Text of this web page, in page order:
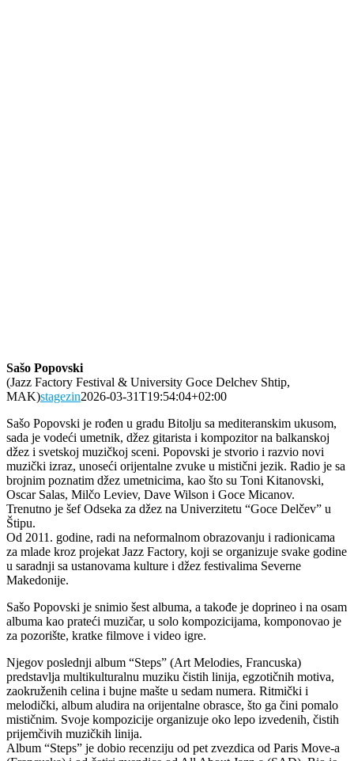
Sašo Popovski
(Jazz Factory Festival & University Goce Delchev Shtip,
MAK)stagezin2026-03-31T19:54:04+02:00
Sašo Popovski je rođen u gradu Bitolju sa mediteranskim ukusom,
sada je vodeći umetnik, džez gitarista i kompozitor na balkanskoj
džez i svetskoj muzičkoj sceni. Popovski je stvorio i razvio novi
muzički izraz, unoseći orijentalne zvuke u mistični jezik. Radio je sa
brojnim poznatim džez umetnicima, kao što su Toni Kitanovski,
Oscar Salas, Milčo Leviev, Dave Wilson i Goce Micanov.
Trenutno je šef Odseka za džez na Univerzitetu “Goce Delčev” u
Štipu.
Od 2011. godine, radi na neformalnom obrazovanju i radionicama
za mlade kroz projekat Jazz Factory, koji se organizuje svake godine
u saradnji sa ustanovama kulture i džez festivalima Severne
Makedonije.
Sašo Popovski je snimio šest albuma, a takođe je doprineo i na osam
albuma kao prateći muzičar, u solo kompozicijama, komponovao je
za pozorište, kratke filmove i video igre.
Njegov poslednji album “Steps” (Art Melodies, Francuska)
predstavlja multikulturalnu muziku čistih linija, egzotičnih motiva,
zaokruženih celina i bujne mašte u sedam numera. Ritmički i
melodički, album aludira na orijentalne obrasce, što ga čini pomalo
mističnim. Svoje kompozicije organizuje oko lepo izvedenih, čistih
prijemčivih muzičkih linija.
Album “Steps” je dobio recenziju od pet zvezdica od Paris Move-a